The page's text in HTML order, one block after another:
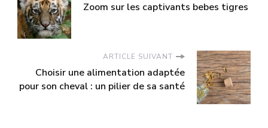
Zoom sur les captivants bebes tigres
ARTICLE SUIVANT
Choisir une alimentation adaptée
pour son cheval : un pilier de sa santé